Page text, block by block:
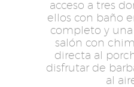
acceso a tres
ellos con baño
completo y
salón con
directa al
disfrutar de
al